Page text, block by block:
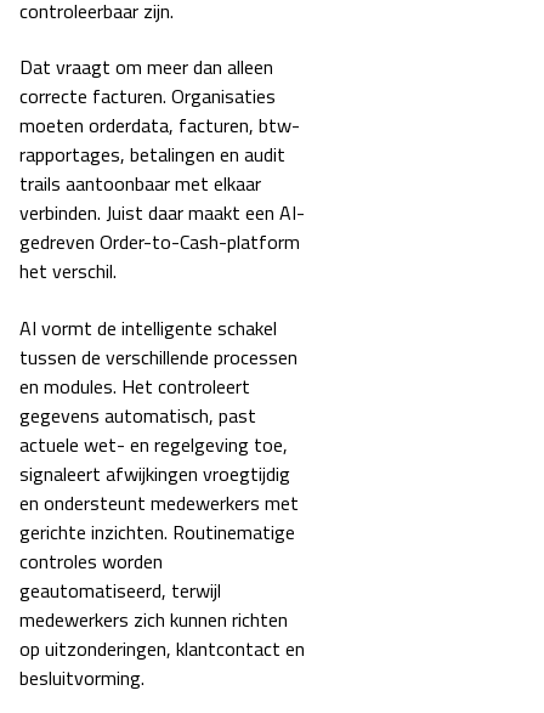
controleerbaar zijn.
Dat vraagt om meer dan alleen
correcte facturen. Organisaties
moeten orderdata, facturen, btw-
rapportages, betalingen en audit
trails aantoonbaar met elkaar
verbinden. Juist daar maakt een AI-
gedreven Order-to-Cash-platform
het verschil.
AI vormt de intelligente schakel
tussen de verschillende processen
en modules. Het controleert
gegevens automatisch, past
actuele wet- en regelgeving toe,
signaleert afwijkingen vroegtijdig
en ondersteunt medewerkers met
gerichte inzichten. Routinematige
controles worden
geautomatiseerd, terwijl
medewerkers zich kunnen richten
op uitzonderingen, klantcontact en
besluitvorming.